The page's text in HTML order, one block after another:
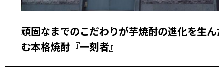
頑固なまでのこだわりが芋焼酎の進化を生
む本格焼酎『一刻者』